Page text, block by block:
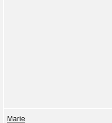
Marie